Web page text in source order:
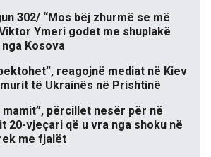
302/ “Mos bëj zhurmë se më
Ymeri godet me shuplakë
Kosova
reagojnë mediat në Kiev
të Ukrainës në Prishtinë
mamit”, përcillet nesër për në
20-vjeçari që u vra nga shoku në
me fjalët